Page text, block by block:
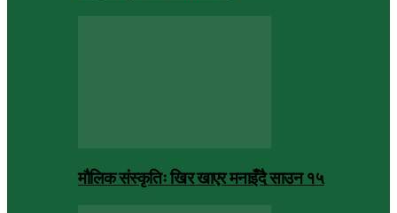
मौलिक संस्कृतिः खिर खाएर मनाइँदै साउन १५